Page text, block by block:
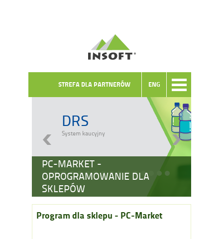
ENG
STREFA DLA PARTNERÓW
PC-MARKET -
OPROGRAMOWANIE DLA
SKLEPÓW
DRS
System kaucyjny
Program dla sklepu - PC-Market